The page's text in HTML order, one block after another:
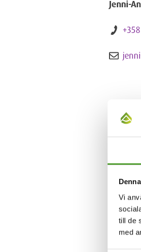
Vi
till de
med
Jenni-